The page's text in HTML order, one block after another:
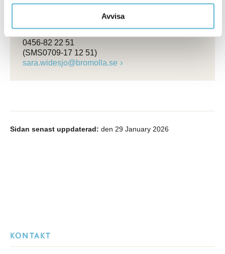
Avvisa
Kontakt
0456-82 22 51
(SMS0709-17 12 51)
sara.widesjo@bromolla.se
Sidan senast uppdaterad: den 29 January 2026
KONTAKT